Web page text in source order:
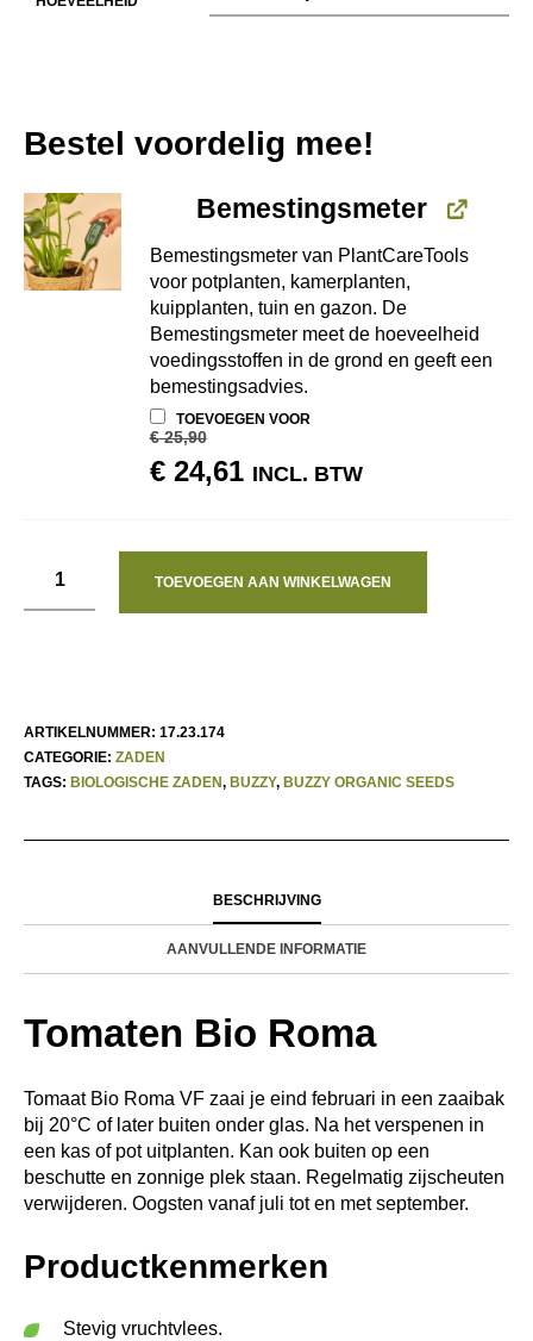
Bestel voordelig mee!
Bemestingsmeter
Bemestingsmeter van PlantCareTools
voor potplanten, kamerplanten,
kuipplanten, tuin en gazon. De
Bemestingsmeter meet de hoeveelheid
voedingsstoffen in de grond en geeft een
bemestingsadvies.
TOEVOEGEN VOOR
€25,90
OORSPRONKELIJKE
€ 25,90.
€24,61HUIDIGE
€ 24,61.
INCL. BTW
TOEVOEGEN AAN WINKELWAGEN
ARTIKELNUMMER: 17.23.174
CATEGORIE: ZADEN
TAGS: BIOLOGISCHE ZADEN, BUZZY, BUZZY ORGANIC SEEDS
BESCHRIJVING
AANVULLENDE INFORMATIE
Tomaten Bio Roma
Tomaat Bio Roma VF zaai je eind februari in een zaaibak
bij 20°C of later buiten onder glas. Na het verspenen in
een kas of pot uitplanten. Kan ook buiten op een
beschutte en zonnige plek staan. Regelmatig zijscheuten
verwijderen. Oogsten vanaf juli tot en met september.
Productkenmerken
Stevig vruchtvlees.